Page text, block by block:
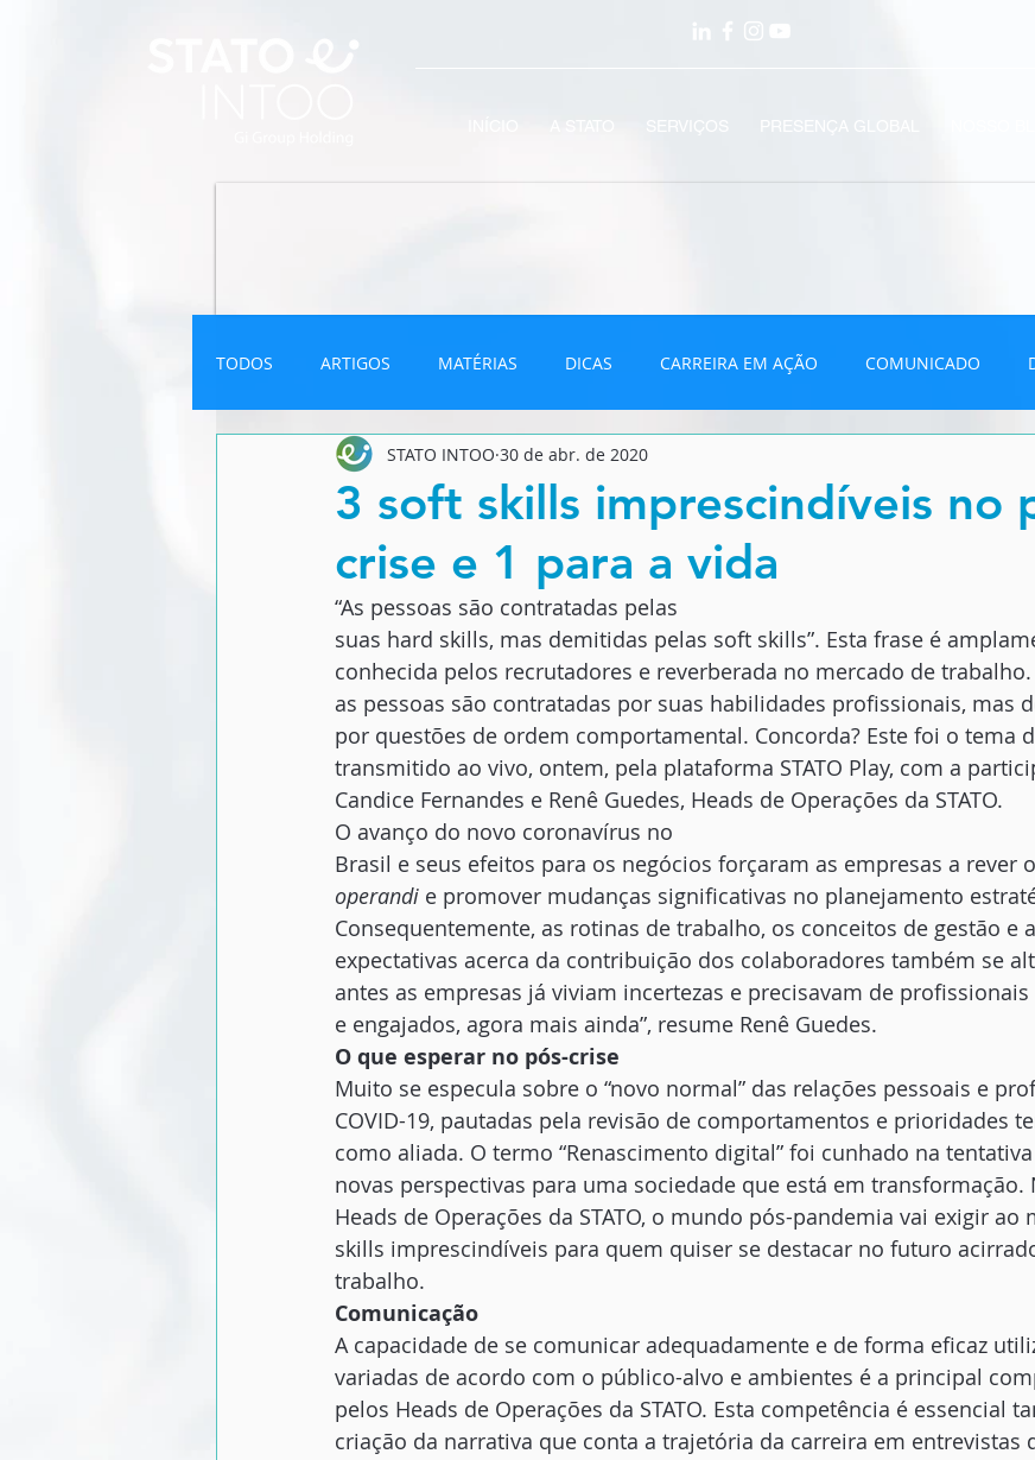
TODOS ARTIGOS MATÉRIAS DICAS CARREIRA EM AÇÃO COMUNICADO
INFOGRÁFICO NEWSLETTER VÍDEOS
3 soft skills imprescindíveis no
crise e 1 para a vida
STATO INTOO 30 de abr. de 2020
“As pessoas são contratadas pelas
suas hard skills, mas demitidas pelas soft skills”. Esta frase é
conhecida pelos recrutadores e reverberada no mercado de
as pessoas são contratadas por suas habilidades profissionais, mas
por questões de ordem comportamental. Concorda? Este foi o tema
transmitido ao vivo, ontem, pela plataforma STATO Play, com a
Candice Fernandes e Renê Guedes, Heads de Operações da STATO.
O avanço do novo coronavírus no
Brasil e seus efeitos para os negócios forçaram as empresas a rever o
operandi e promover mudanças significativas no planejamento
Consequentemente, as rotinas de trabalho, os conceitos de gestão e
expectativas acerca da contribuição dos colaboradores também se
antes as empresas já viviam incertezas e precisavam de
e engajados, agora mais ainda”, resume Renê Guedes.
O que esperar no pós-crise
Muito se especula sobre o “novo normal” das relações pessoais e
COVID-19, pautadas pela revisão de comportamentos e prioridades
como aliada. O termo “Renascimento digital” foi cunhado na
novas perspectivas para uma sociedade que está em transformação.
Heads de Operações da STATO, o mundo pós-pandemia vai exigir ao
skills imprescindíveis para quem quiser se destacar no futuro
trabalho.
Comunicação
A capacidade de se comunicar adequadamente e de forma eficaz
variadas de acordo com o público-alvo e ambientes é a principal
pelos Heads de Operações da STATO. Esta competência é essencial
criação da narrativa que conta a trajetória da carreira em entrevistas